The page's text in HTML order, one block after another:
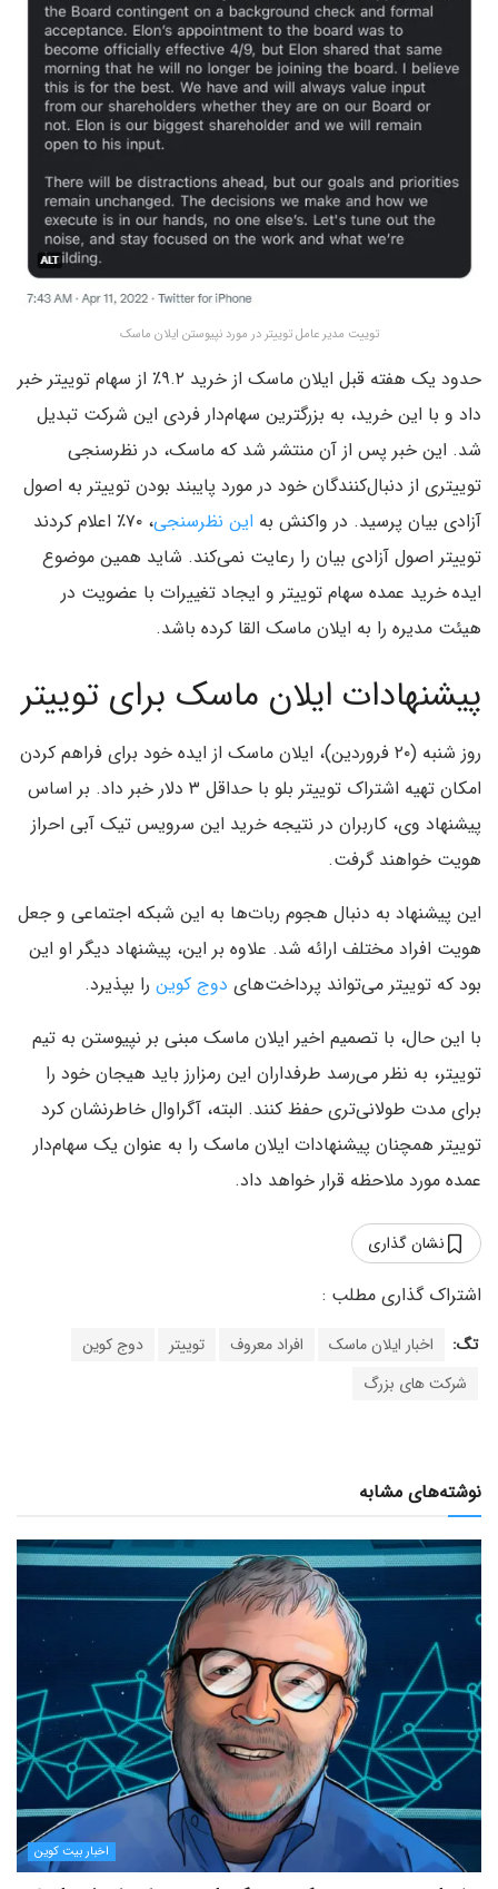
توییت مدیر عامل توییتر در مورد نپیوستن ایلان ماسک
حدود یک هفته قبل ایلان ماسک از خرید ۹.۲٪ از سهام توییتر خبر
داد و با این خرید، به بزرگترین سهام‌دار فردی این شرکت تبدیل
شد. این خبر پس از آن منتشر شد که ماسک، در نظرسنجی
توییتری از دنبال‌کنندگان خود در مورد پایبند بودن توییتر به اصول
آزادی بیان پرسید. در واکنش به این نظرسنجی
، ۷۰٪ اعلام کردند
توییتر اصول آزادی بیان را رعایت نمی‌کند. شاید همین موضوع
ایده خرید عمده سهام توییتر و ایجاد تغییرات با عضویت در
هیئت مدیره را به ایلان ماسک القا کرده باشد.
پیشنهادات ایلان ماسک برای توییتر
روز شنبه (۲۰ فروردین)، ایلان ماسک از ایده خود برای فراهم کردن
امکان تهیه اشتراک توییتر بلو با حداقل ۳ دلار خبر داد. بر اساس
پیشنهاد وی، کاربران در نتیجه خرید این سرویس تیک آبی احراز
هویت خواهند گرفت.
این پیشنهاد به دنبال هجوم ربات‌ها به این شبکه اجتماعی و جعل
هویت افراد مختلف ارائه شد. علاوه بر این، پیشنهاد دیگر او این
بود که توییتر می‌تواند پرداخت‌های دوج کوین را بپذیرد.
با این حال، با تصمیم اخیر ایلان ماسک مبنی بر نپیوستن به تیم
توییتر، به نظر می‌رسد طرفداران این رمزارز باید هیجان خود را
برای مدت طولانی‌تری حفظ کنند. البته، آگراوال خاطرنشان کرد
توییتر همچنان پیشنهادات ایلان ماسک را به عنوان یک سهام‌دار
عمده مورد ملاحظه قرار خواهد داد.
نشان گذاری
تگ: اخبار ایلان ماسک افراد معروف توییتر
دوج کوین
شرکت های بزرگ
نوشته‌های مشابه
اخبار بیت کوین